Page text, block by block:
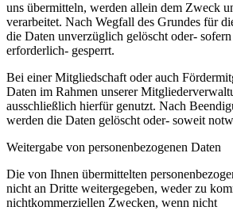
uns übermitteln, werden allein dem Zweck
verarbeitet. Nach Wegfall des Grundes für
die Daten unverzüglich gelöscht oder-
erforderlich- gesperrt.
Bei einer Mitgliedschaft oder auch
Daten im Rahmen unserer
ausschließlich hierfür genutzt. Nach
werden die Daten gelöscht oder- soweit
Weitergabe von personenbezogenen Daten
Die von Ihnen übermittelten
nicht an Dritte weitergegeben, weder zu
nichtkommerziellen Zwecken, wenn nicht